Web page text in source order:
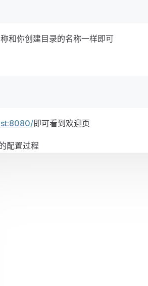
和你创建目录的名称一样即可
即可看到欢迎页
配置过程